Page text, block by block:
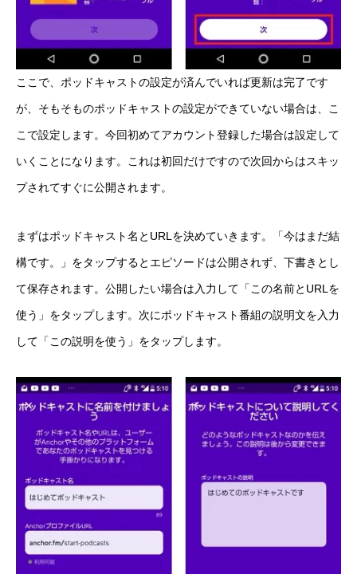
ここで、ポッドキャストの設定が済んでいれば更新は完了です
が、そもそものポッドキャストの設定ができていない場合は、こ
こで設定します。今回初めてアカウント登録した場合は設定して
いくことになります。これは初回だけですので次回からはスキッ
プされてすぐに公開されます。
まずはポッドキャスト名とURLを決めていきます。「今はまだ結
構です。」をタップするとエピソードは公開されず、下書きとし
て保存されます。公開したい場合は入力して「この名前とURLを
使う」をタップします。次にポッドキャスト番組の説明文を入力
して「この説明を使う」をタップします。